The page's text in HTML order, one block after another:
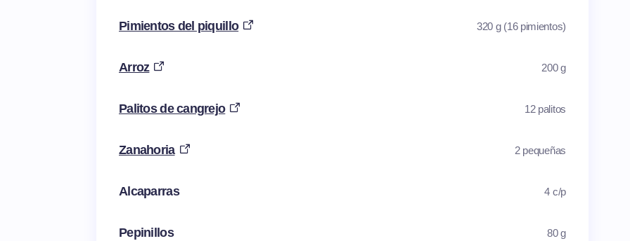
Pimientos del piquillo 320 g (16 pimientos)
Arroz 200 g
Palitos de cangrejo 12 palitos
Zanahoria 2 pequeñas
Alcaparras 4 c/p
Pepinillos 80 g